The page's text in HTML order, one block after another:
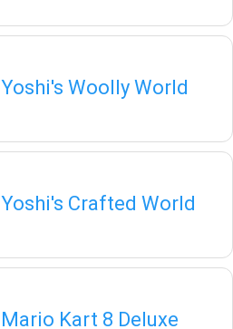
Yoshi's Woolly World
Yoshi's Crafted World
Mario Kart 8 Deluxe